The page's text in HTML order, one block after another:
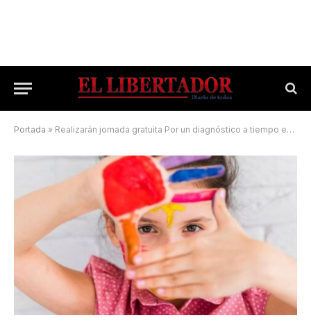
Portada » Realizarán jornada gratuita Por un diagnóstico a tiempo en Enfermedades poco Frecuentes